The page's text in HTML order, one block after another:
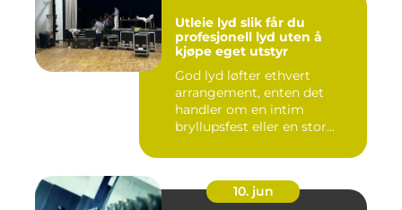
Utleie lyd slik får du
profesjonell lyd uten å
kjøpe eget utstyr
God lyd løfter ethvert
arrangement, enten det
handler om en intim
bryllupsfest eller en stor
10. jun